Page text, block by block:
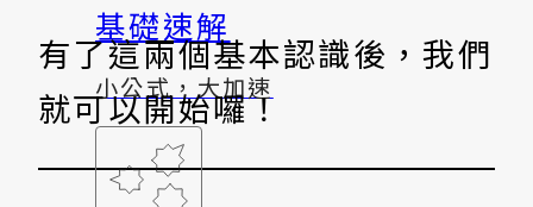
基礎速解
小公式，大加速
有了這兩個基本認識後，我們
就可以開始囉！